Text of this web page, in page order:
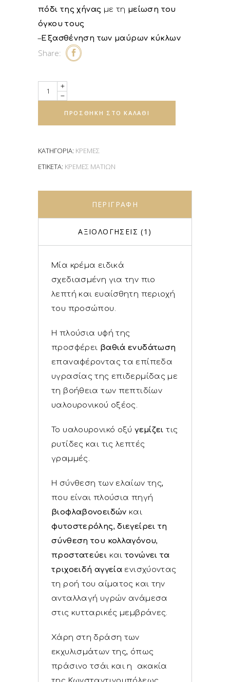
πόδι της χήνας με τη μείωση του
όγκου τους
–Εξασθένηση των μαύρων κύκλων
Share:
Quantity
ΠΡΟΣΘΉΚΗ ΣΤΟ ΚΑΛΆΘΙ
ΚΑΤΗΓΟΡΊΑ: ΚΡΈΜΕΣ
ΕΤΙΚΈΤΑ: ΚΡΈΜΕΣ ΜΑΤΙΏΝ
ΠΕΡΙΓΡΑΦΉ
ΑΞΙΟΛΟΓΉΣΕΙΣ (1)
Μία κρέμα ειδικά
σχεδιασμένη για την πιο
λεπτή και ευαίσθητη περιοχή
του προσώπου.
Η πλούσια υφή της
προσφέρει βαθιά ενυδάτωση
επαναφέροντας τα επίπεδα
υγρασίας της επιδερμίδας με
τη βοήθεια των πεπτιδίων
υαλουρονικού οξέος.
Το υαλουρονικό οξύγεμίζει τις
ρυτίδες και τις λεπτές
γραμμές.
Η σύνθεση των ελαίων της,
που είναι πλούσια πηγή
βιοφλαβονοειδών και
φυτοστερόλης,διεγείρει τη
σύνθεση του κολλαγόνου,
προστατεύει και τονώνει τα
τριχοειδή αγγεία ενισχύοντας
τη ροή του αίματος και την
ανταλλαγή υγρών ανάμεσα
στις κυτταρικές μεμβράνες.
Χάρη στη δράση των
εκχυλισμάτων της, όπως
πράσινο τσάι και η ακακία